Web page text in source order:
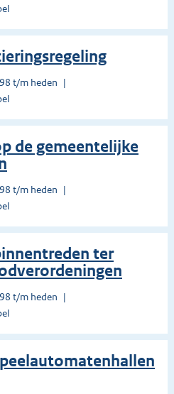
t/m heden
de gemeentelijke
t/m heden
ter
t/m heden